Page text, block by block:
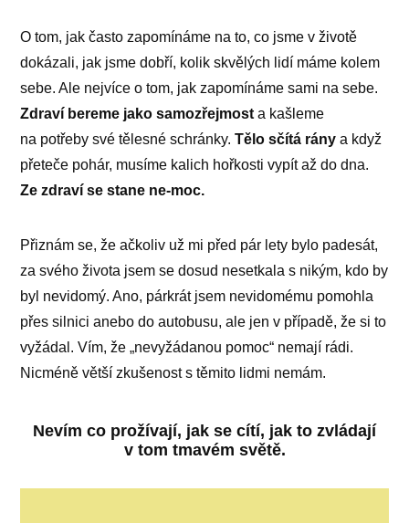
O tom, jak často zapomínáme na to, co jsme v životě
dokázali, jak jsme dobří, kolik skvělých lidí máme kolem
sebe. Ale nejvíce o tom, jak zapomínáme sami na sebe.
Zdraví bereme jako samozřejmost a kašleme
na potřeby své tělesné schránky.Tělo sčítá rány a když
přeteče pohár, musíme kalich hořkosti vypít až do dna.
Ze zdraví se stane ne-moc.
Přiznám se, že ačkoliv už mi před pár lety bylo padesát,
za svého života jsem se dosud nesetkala s nikým, kdo by
byl nevidomý. Ano, párkrát jsem nevidomému pomohla
přes silnici anebo do autobusu, ale jen v případě, že si to
vyžádal. Vím, že „nevyžádanou pomoc“ nemají rádi.
Nicméně větší zkušenost s těmito lidmi nemám.
Nevím co prožívají, jak se cítí, jak to zvládají
v tom tmavém světě.